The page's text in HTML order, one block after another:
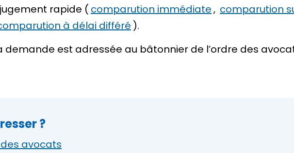
rapide ( comparution immédiate, comparution
à délai différé ).
demande est adressée au bâtonnier de l’ordre des
?
avocats